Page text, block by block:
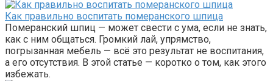
Как правильно воспитать померанского шпица
Померанский шпиц — может свести с ума, если не знать,
как с ним общаться. Громкий лай, упрямство,
погрызанная мебель — всё это результат не воспитания,
а его отсутствия. В этой статье — коротко о том, как этого
избежать.